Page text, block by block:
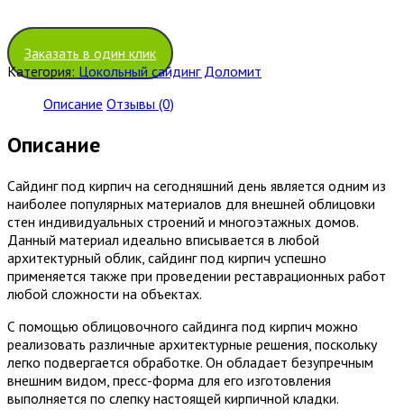
Заказать в один клик
Категория: Цокольный сайдинг Доломит
Описание Отзывы (0)
Описание
Сайдинг под кирпич на сегодняшний день является одним из
наиболее популярных материалов для внешней облицовки
стен индивидуальных строений и многоэтажных домов.
Данный материал идеально вписывается в любой
архитектурный облик, сайдинг под кирпич успешно
применяется также при проведении реставрационных работ
любой сложности на объектах.
С помощью облицовочного сайдинга под кирпич можно
реализовать различные архитектурные решения, поскольку
легко подвергается обработке. Он обладает безупречным
внешним видом, пресс-форма для его изготовления
выполняется по слепку настоящей кирпичной кладки.